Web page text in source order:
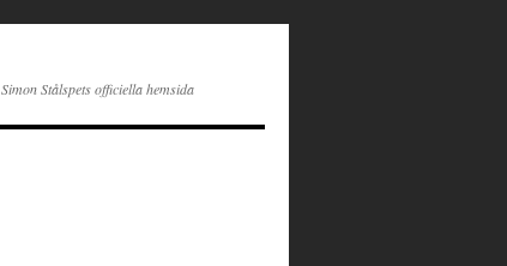
Simon Stålspets officiella hemsida